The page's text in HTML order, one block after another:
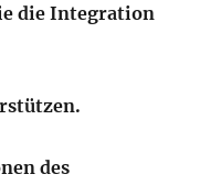
die Integration
des